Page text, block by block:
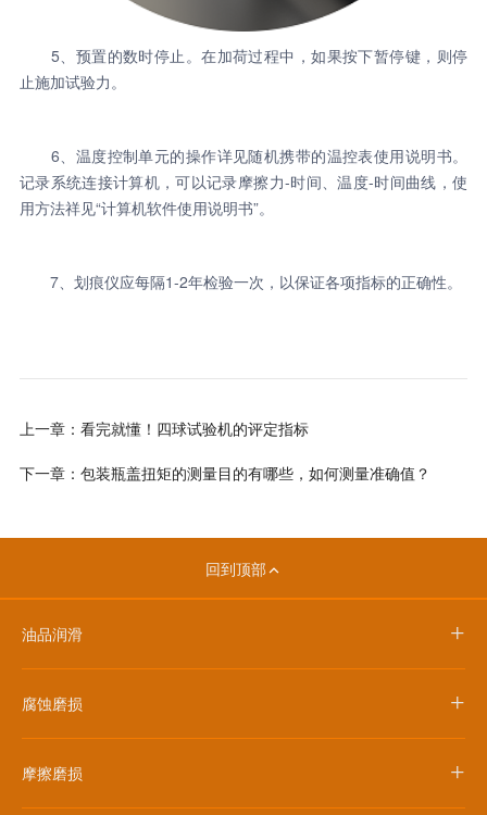
5、预置的数时停止。在加荷过程中，如果按下暂停键，则停
止施加试验力。
6、温度控制单元的操作详见随机携带的温控表使用说明书。
记录系统连接计算机，可以记录摩擦力-时间、温度-时间曲线，使
用方法祥见“计算机软件使用说明书”。
7、划痕仪应每隔1-2年检验一次，以保证各项指标的正确性。
上一章：看完就懂！四球试验机的评定指标
下一章：包装瓶盖扭矩的测量目的有哪些，如何测量准确值？
回到顶部
油品润滑 +
腐蚀磨损 +
摩擦磨损 +